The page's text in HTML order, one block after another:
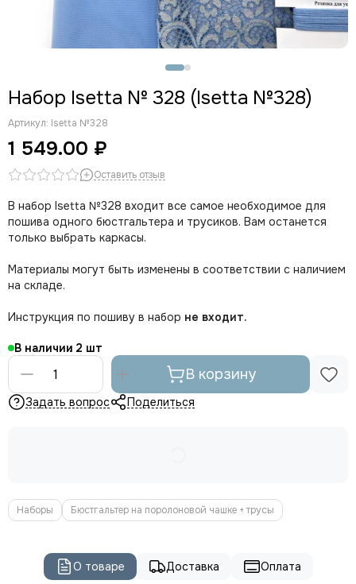
Набор Isetta № 328 (Isetta №328)
Артикул: Isetta №328
1 549.00 ₽
Оставить отзыв
В набор Isetta №328 входит все самое необходимое для
пошива одного бюстгальтера и трусиков. Вам останется
только выбрать каркасы.
Материалы могут быть изменены в соответствии с наличием
на складе.
Инструкция по пошиву в набор не входит.
В наличии 2
В корзину
Задать вопрос Поделиться
Наборы Бюстгальтер на поролоновой чашке + трусы
О товаре Доставка Оплата